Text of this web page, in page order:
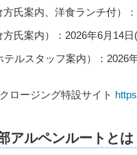
氏案内、洋食ランチ付）
方氏案内）：2026年6月14
テルスタッフ案内）：2026
ロージング特設サイト
アルペンルートとは